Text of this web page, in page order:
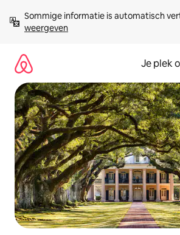
direct
naar
Sommige informatie is automatisch
weergeven
Je plek